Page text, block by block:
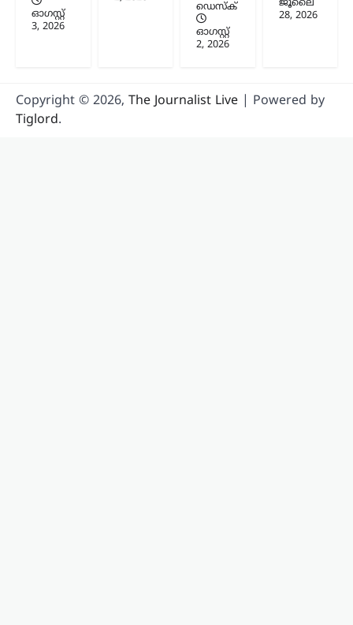
ഓഗസ്റ്റ്‌
3, 2026
ഡെസ്ക്
ഓഗസ്റ്റ്‌
2, 2026
ജൂലൈ
28, 2026
Copyright © 2026, The Journalist Live | Powered by
Tiglord.